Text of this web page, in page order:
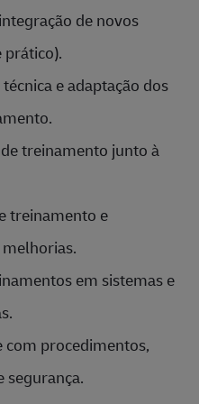
de novos
e adaptação dos
treinamento junto à
treinamento e
em sistemas e
procedimentos,
segurança.